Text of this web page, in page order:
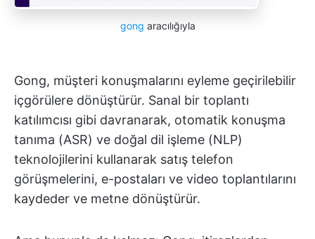
gong aracılığıyla
Gong, müşteri konuşmalarını eyleme geçirilebilir
içgörülere dönüştürür. Sanal bir toplantı
katılımcısı gibi davranarak, otomatik konuşma
tanıma (ASR) ve doğal dil işleme (NLP)
teknolojilerini kullanarak satış telefon
görüşmelerini, e-postaları ve video toplantılarını
kaydeder ve metne dönüştürür.